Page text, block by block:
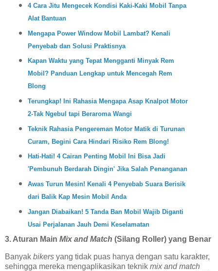
4 Cara Jitu Mengecek Kondisi Kaki-Kaki Mobil Tanpa
Alat Bantuan
Mengapa Power Window Mobil Lambat? Kenali
Penyebab dan Solusi Praktisnya
Kapan Waktu yang Tepat Mengganti Minyak Rem
Mobil? Panduan Lengkap untuk Mencegah Rem
Blong
Terungkap! Ini Rahasia Mengapa Asap Knalpot Motor
2-Tak Ngebul tapi Beraroma Wangi
Teknik Rahasia Pengereman Motor Matik di Turunan
Curam, Begini Cara Hindari Risiko Rem Blong!
Hati-Hati! 4 Cairan Penting Mobil Ini Bisa Jadi
'Pembunuh Berdarah Dingin' Jika Salah Penanganan
Awas Turun Mesin! Kenali 4 Penyebab Suara Berisik
dari Balik Kap Mesin Mobil Anda
Jangan Diabaikan! 5 Tanda Ban Mobil Wajib Diganti
Usai Perjalanan Jauh Demi Keselamatan
3. Aturan Main Mix and Match (Silang Roller) yang Benar
Banyak bikers yang tidak puas hanya dengan satu karakter,
sehingga mereka mengaplikasikan teknik mix and match